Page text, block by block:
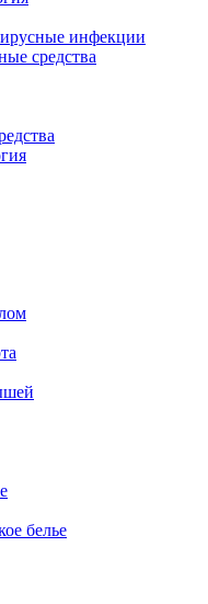
инфекции
средства
белье